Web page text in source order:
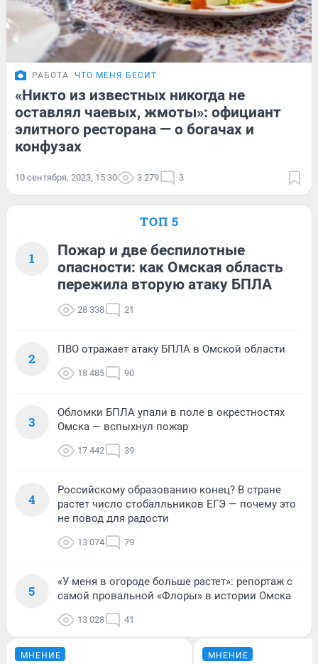
РАБОТА ЧТО МЕНЯ БЕСИТ
«Никто из известных никогда не
оставлял чаевых, жмоты»: официант
элитного ресторана — о богачах и
конфузах
10 сентября, 2023, 15:30 3 279 3
ТОП 5
1
Пожар и две беспилотные
опасности: как Омская область
пережила вторую атаку БПЛА
28 338 21
2
ПВО отражает атаку БПЛА в Омской области
18 485 90
3
Обломки БПЛА упали в поле в окрестностях
Омска — вспыхнул пожар
17 442 39
4
Российскому образованию конец? В стране
растет число стобалльников ЕГЭ — почему это
не повод для радости
13 074 79
5
«У меня в огороде больше растет»: репортаж с
самой провальной «Флоры» в истории Омска
13 028 41
МНЕНИЕ МНЕНИЕ